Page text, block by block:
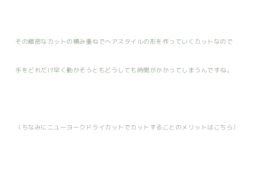
その緻密なカットの積み重ねでヘアスタイルの形を作っていくカットなので
手をどれだけ早く動かそうともどうしても時間がかかってしまうんですね。
（ちなみにニューヨークドライカットでカットすることのメリットは こちら）